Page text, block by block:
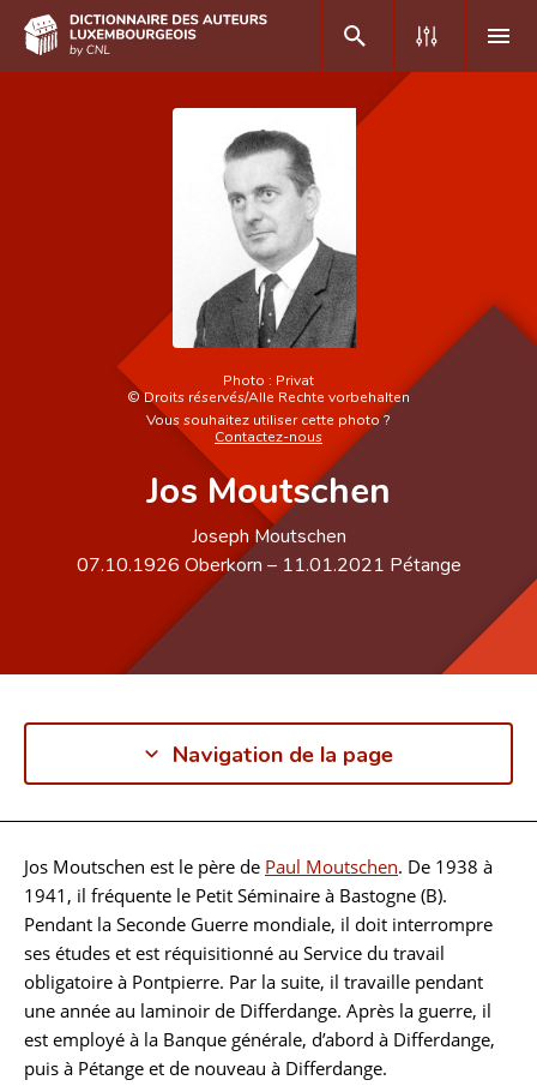
Recherche avancée
Foire aux questions
Photo : Privat
©Droits réservés/Alle Rechte vorbehalten
Vous souhaitez utiliser cette photo ?
Contactez-nous
Jos Moutschen
Joseph Moutschen
07.10.1926 Oberkorn – 11.01.2021 Pétange
Navigation de la page
Biographie
Jos Moutschen est le père de Paul Moutschen. De 1938 à
1941, il fréquente le Petit Séminaire à Bastogne (B).
Pendant la Seconde Guerre mondiale, il doit interrompre
ses études et est réquisitionné au Service du travail
obligatoire à Pontpierre. Par la suite, il travaille pendant
une année au laminoir de Differdange. Après la guerre, il
est employé à la Banque générale, d’abord à Differdange,
puis à Pétange et de nouveau à Differdange.